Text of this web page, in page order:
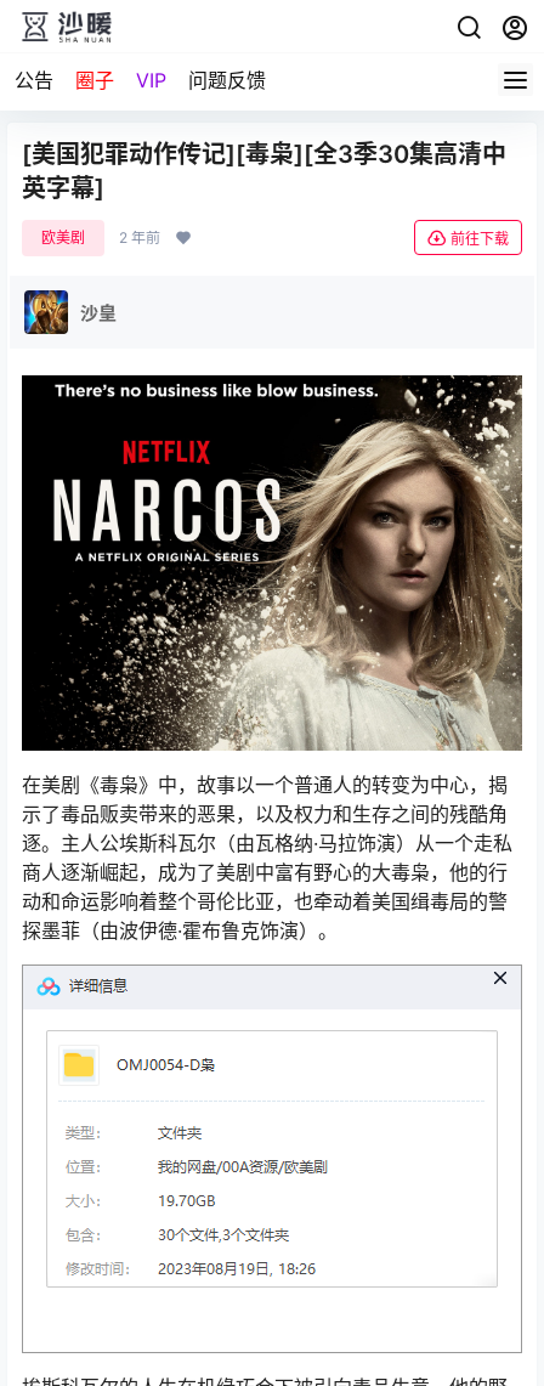
公告 圈子 VIP 问题反馈
[美国犯罪动作传记][毒枭][全3季30集高清中
英字幕]
欧美剧 2 年前 前往下载
沙皇
在美剧《毒枭》中，故事以一个普通人的转变为中心，揭
示了毒品贩卖带来的恶果，以及权力和生存之间的残酷角
逐。主人公埃斯科瓦尔（由瓦格纳·马拉饰演）从一个走私
商人逐渐崛起，成为了美剧中富有野心的大毒枭，他的行
动和命运影响着整个哥伦比亚，也牵动着美国缉毒局的警
探墨菲（由波伊德·霍布鲁克饰演）。